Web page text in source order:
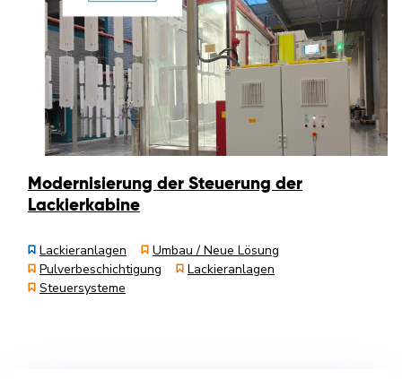
Modernisierung der Steuerung der
Lackierkabine
Lackieranlagen
Umbau / Neue Lösung
Pulverbeschichtigung
Lackieranlagen
Steuersysteme